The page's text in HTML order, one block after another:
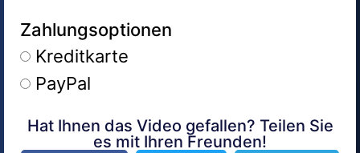
Zahlungsoptionen
Kreditkarte
PayPal
Alternative:
Hat Ihnen das Video gefallen? Teilen Sie
es mit Ihren Freunden!